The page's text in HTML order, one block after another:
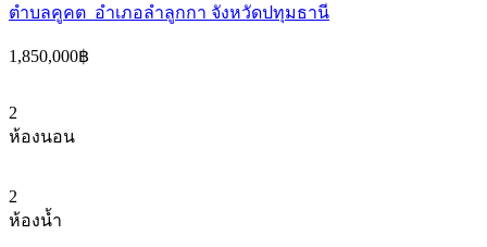
ตำบลคูคต อำเภอลำลูกกา จังหวัดปทุมธานี
1,850,000฿
2
ห้องนอน
2
ห้องน้ำ